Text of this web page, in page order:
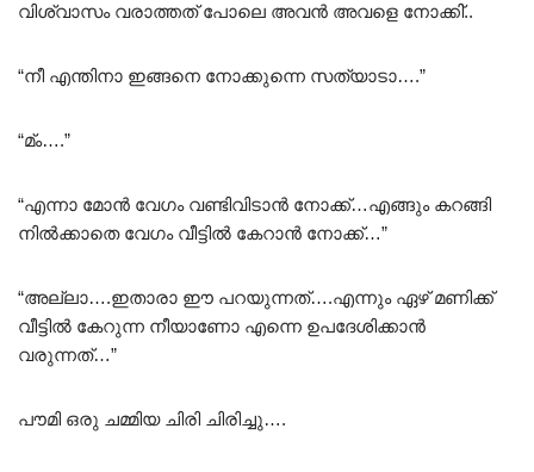
വിശ്വാസം വരാത്തത് പോലെ അവൻ അവളെ നോക്കി്‌..
“നീ എന്തിനാ ഇങ്ങനെ നോക്കുന്നെ സത്യാടാ….”
“മ്ം….”
“എന്നാ മോൻ വേഗം വണ്ടിവിടാൻ നോക്ക്…എങ്ങും കറങ്ങി
നിൽക്കാതെ വേഗം വീട്ടിൽ കേറാൻ നോക്ക്…”
“അല്ലാ….ഇതാരാ ഈ പറയുന്നത്….എന്നും ഏഴ് മണിക്ക്
വീട്ടിൽ കേറുന്ന നീയാണോ എന്നെ ഉപദേശിക്കാൻ
വരുന്നത്…”
പൗമി ഒരു ചമ്മിയ ചിരി ചിരിച്ചു….